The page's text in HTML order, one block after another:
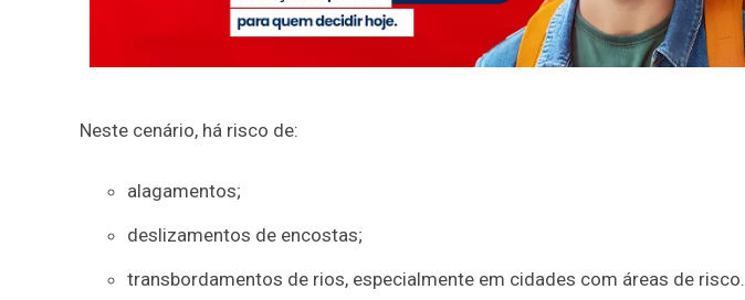
Neste cenário, há risco de:
alagamentos;
deslizamentos de encostas;
transbordamentos de rios, especialmente em cidades com áreas de risco.